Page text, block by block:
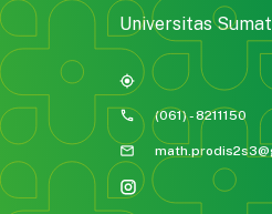
Universitas
my_location
phone (061) - 8211150
mail